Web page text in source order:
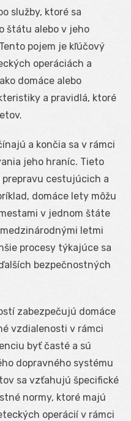
služby, ktoré sa
štátu alebo v jeho
pojem je kľúčový
operáciách a
domáce alebo
a pravidlá, ktoré
a končia sa v rámci
jeho hraníc. Tieto
cestujúcich a
domáce lety môžu
v jednom štáte
letmi
procesy týkajúce sa
bezpečnostných
zabezpečujú domáce
vzdialenosti v rámci
byť časté a sú
dopravného systému
sa vzťahujú špecifické
normy, ktoré majú
operácií v rámci